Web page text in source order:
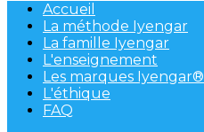
Accueil
La méthode Iyengar
La famille Iyengar
L'enseignement
Les marques Iyengar®
L'éthique
FAQ